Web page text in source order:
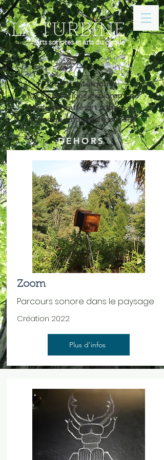
arts sonores et arts du cirque
LA TURBINE
Projets interactifs,
nos installations explorent les
relations entre art sonore et
paysage, imaginaire ou réel.
DEHORS
Zoom
Parcours sonore dans le paysage
Création 2022
Plus d'infos